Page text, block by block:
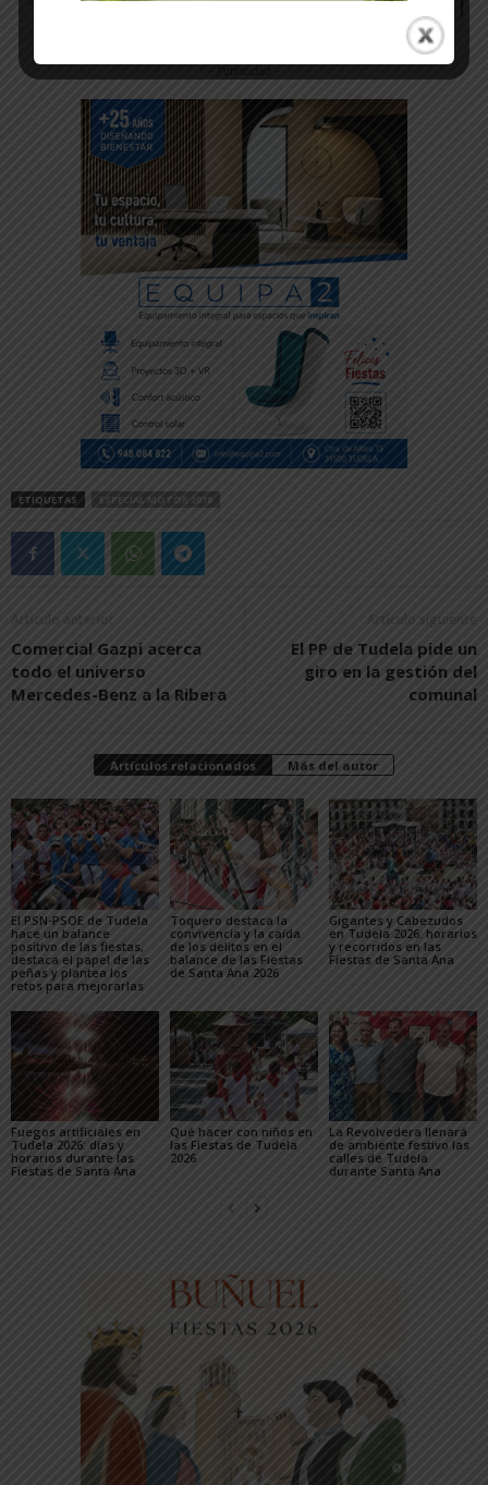
ETIQUETAS ESPECIAL MOTOR 2018
Artículo anterior
Comercial Gazpi acerca
todo el universo
Mercedes-Benz a la Ribera
Artículo siguiente
El PP de Tudela pide un
giro en la gestión del
comunal
Artículos relacionados Más del autor
El PSN-PSOE de Tudela
hace un balance
positivo de las fiestas,
destaca el papel de las
peñas y plantea los
retos para mejorarlas
Toquero destaca la
convivencia y la caída
de los delitos en el
balance de las Fiestas
de Santa Ana 2026
Gigantes y Cabezudos
en Tudela 2026: horarios
y recorridos en las
Fiestas de Santa Ana
Fuegos artificiales en
Tudela 2026: días y
horarios durante las
Fiestas de Santa Ana
Qué hacer con niños en
las Fiestas de Tudela
2026
La Revolvedera llenará
de ambiente festivo las
calles de Tudela
durante Santa Ana